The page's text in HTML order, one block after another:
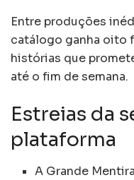
Entre produções
catálogo ganha oito
histórias que
até o fim de semana.
Estreias da
plataforma
A Grande